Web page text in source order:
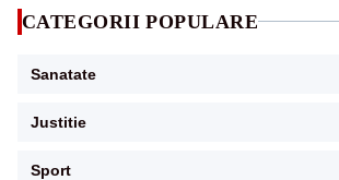
CATEGORII POPULARE
Sanatate
Justitie
Sport